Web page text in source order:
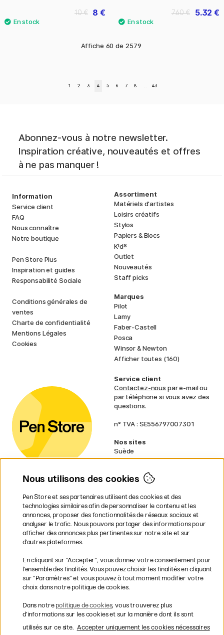
8 €
10 € 5.32 €
7.60 €
Affiche 60 de 2579
1 2 3 4 5 6 7 8 43
Abonnez-vous à notre newsletter.
Inspiration créative, nouveautés et offres
à ne pas manquer !
Information
Service client
FAQ
Nous connaître
Notre boutique
Pen Store Plus
Inspiration et guides
Responsabilité Sociale
Conditions générales de
ventes
Charte de confidentialité
Mentions Légales
Cookies
Assortiment
Matériels d'artistes
Loisirs créatifs
Stylos
Papiers & Blocs
Kids
Outlet
Nouveautés
Staff picks
Marques
Pilot
Lamy
Faber-Castell
Posca
Winsor & Newton
Afficher toutes (160)
Service client
Contactez-nous par e-mail ou
par téléphone si vous avez des
questions.
n° TVA : SE556797007301
Nos sites
Suède
Norvège
Finlande
Irlande
Pays-Bas
Royaume-Uni
UE
volumineux.
Les modes de paiement
Nous utilisons des cookies
Pen Store et ses partenaires utilisent des cookies et des
technologies similaires afin de personnaliser le contenu et les
annonces, proposer des fonctionnalités de réseaux sociaux et
analyser le trafic. Nous pouvons partager des informations pour
afficher des annonces plus pertinentes sur notre site et sur
d’autres plateformes.
En cliquant sur ”Accepter”, vous donnez votre consentement pour
l’ensemble des finalités. Vous pouvez choisir les finalités en cliquant
sur ”Paramètres” et vous pouvez à tout moment modifier votre
choix dans notre politique de cookies.
Dans notre politique de cookies, vous trouverez plus
d’informations sur les cookies et sur la manière dont ils sont
utilisés sur ce site. Accepter uniquement les cookies nécessaires